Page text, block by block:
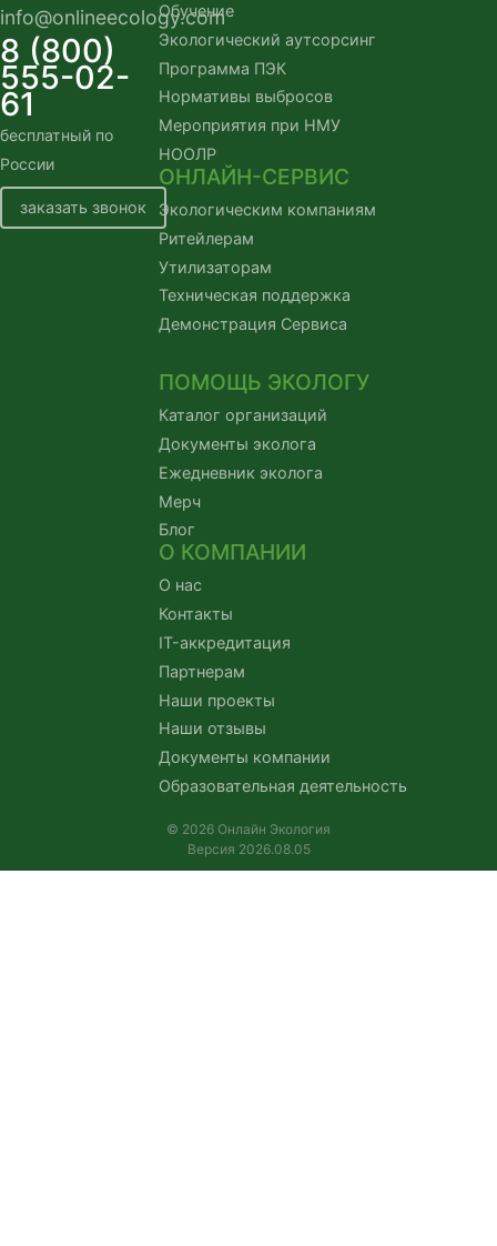
info@onlineecology.com
8 (800)
555-02-
61
бесплатный по
России
заказать звонок
Обучение
Экологический аутсорсинг
Программа ПЭК
Нормативы выбросов
Мероприятия при НМУ
НООЛР
ОНЛАЙН-СЕРВИС
Экологическим компаниям
Ритейлерам
Утилизаторам
Техническая поддержка
Демонстрация Сервиса
ПОМОЩЬ ЭКОЛОГУ
Каталог организаций
Документы эколога
Ежедневник эколога
Мерч
Блог
О КОМПАНИИ
О нас
Контакты
IT-аккредитация
Партнерам
Наши проекты
Наши отзывы
Документы компании
Образовательная деятельность
© 2026 Онлайн Экология
Версия 2026.08.05